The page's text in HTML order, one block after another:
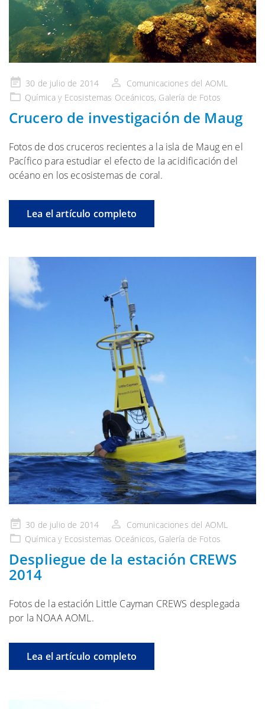
Publicado
en
30 de julio de 2014
Comunicaciones del AOML
Química y Ecosistemas Oceánicos, Galería de Fotos
Crucero de investigación de Maug
Fotos de dos cruceros recientes a la isla de Maug en el
Pacífico para estudiar el efecto de la acidificación del
océano en los ecosistemas de coral.
Lea el artículo completo
Publicado
en
30 de julio de 2014
Comunicaciones del AOML
Química y Ecosistemas Oceánicos, Galería de Fotos
Despliegue de la estación CREWS
2014
Fotos de la estación Little Cayman CREWS desplegada
por la NOAA AOML.
Lea el artículo completo